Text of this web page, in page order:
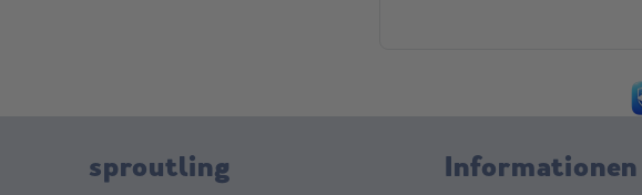
sproutling Informationen